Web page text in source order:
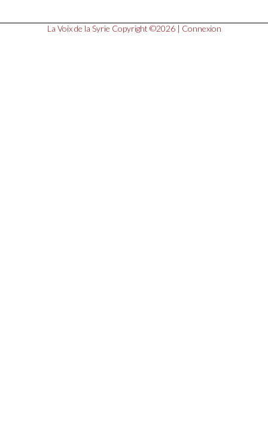
La Voix de la Syrie Copyright ©2026 | Connexion